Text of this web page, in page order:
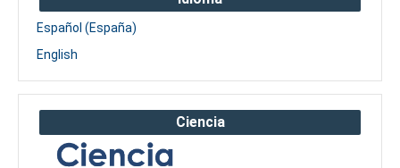
Español (España)
English
Ciencia